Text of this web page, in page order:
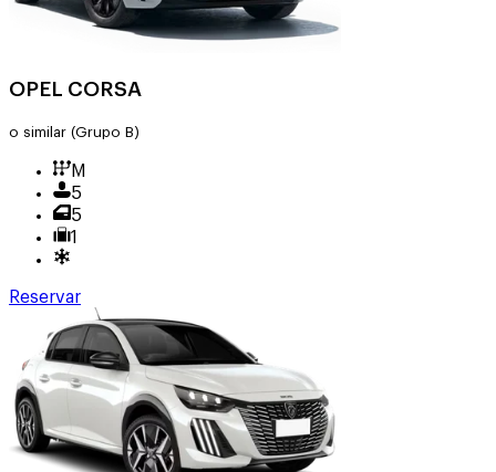
OPEL CORSA
o similar (Grupo B)
M
5
5
1
Reservar